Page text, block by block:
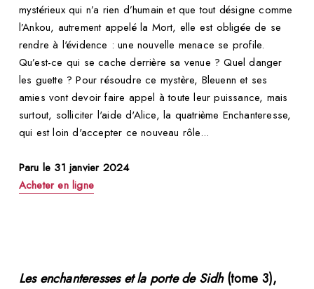
mystérieux qui n’a rien d’humain et que tout désigne comme
l’Ankou, autrement appelé la Mort, elle est obligée de se
rendre à l'évidence : une nouvelle menace se profile.
Qu’est-ce qui se cache derrière sa venue ? Quel danger
les guette ? Pour résoudre ce mystère, Bleuenn et ses
amies vont devoir faire appel à toute leur puissance, mais
surtout, solliciter l'aide d'Alice, la quatrième Enchanteresse,
qui est loin d'accepter ce nouveau rôle...
Paru le 31 janvier 2024
Acheter en ligne
Les enchanteresses et la porte de Sidh(tome 3),